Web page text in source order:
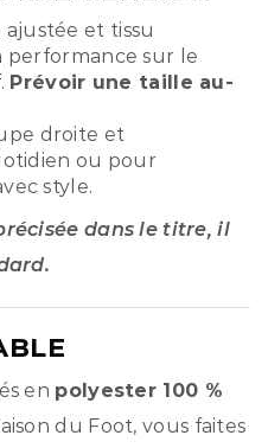
et tissu
performance sur le
Prévoir une taille au-
droite et
ou pour
style.
dans le titre, il
en polyester 100 %
du Foot, vous faites